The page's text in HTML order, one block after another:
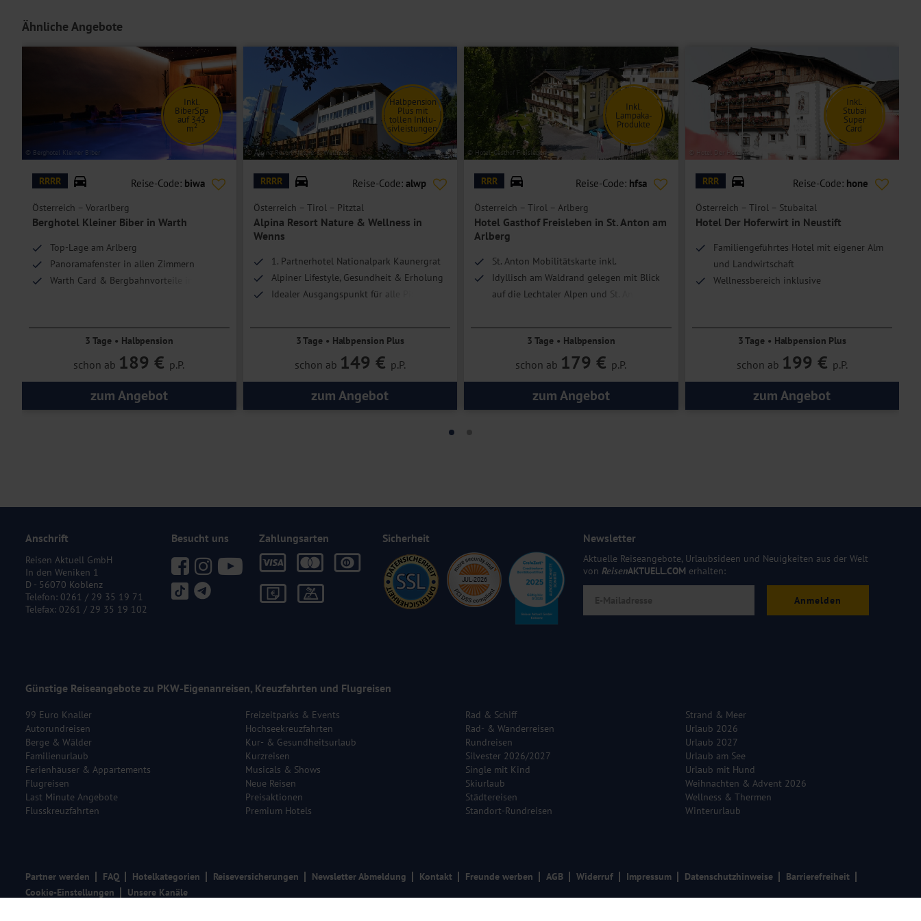
Hoteleinrichtungen und Zimmerausstattung teilweise gegen Gebühr.
Ähnliche Angebote
© Berghotel Kleiner Biber
Inkl.
BiberSpa
auf 343
m2
RRRR Reise-Code: biwa
Österreich – Vorarlberg
Berghotel Kleiner Biber in Warth
Top-Lage am Arlberg
Panoramafenster in allen Zimmern
Warth Card & Bergbahnvorteile inklusive
3 Tage • Halbpension
schon ab 189 € p.P.
zum Angebot
© Alpina Resort Nature & Wellness
Halbpension
Plus mit
tollen Inklu-
sivleistungen
RRRR Reise-Code: alwp
Österreich – Tirol – Pitztal
Alpina Resort Nature & Wellness in
Wenns
1. Partnerhotel Nationalpark Kaunergrat
Alpiner Lifestyle, Gesundheit & Erholung
Idealer Ausgangspunkt für alle Pitztal-
3 Tage • Halbpension Plus
schon ab 149 € p.P.
zum Angebot
© Hotel-Gasthof Freisleben
Inkl.
Lampaka-
Produkte
RRR Reise-Code: hfsa
Österreich – Tirol – Arlberg
Hotel Gasthof Freisleben in St. Anton am
Arlberg
St. Anton Mobilitätskarte inkl.
Idyllisch am Waldrand gelegen mit Blick
auf die Lechtaler Alpen und St. Anton
3 Tage • Halbpension
schon ab 179 € p.P.
zum Angebot
© Hotel Der Hoferwirt
Inkl.
Stubai
Super
Card
RRR Reise-Code: hone
Österreich – Tirol – Stubaital
Hotel Der Hoferwirt in Neustift
Familiengeführtes Hotel mit eigener Alm
und Landwirtschaft
Wellnessbereich inklusive
3 Tage • Halbpension Plus
schon ab 199 € p.P.
zum Angebot
Anschrift
Reisen Aktuell GmbH
In den Weniken 1
D - 56070 Koblenz
Telefon: 0261 / 29 35 19 71
Telefax: 0261 / 29 35 19 102
Besucht uns Zahlungsarten Sicherheit Newsletter
Aktuelle Reiseangebote, Urlaubsideen und Neuigkeiten aus der Welt
von ReisenAKTUELL.COM erhalten:
Anmelden
Günstige Reiseangebote zu PKW-Eigenanreisen, Kreuzfahrten und Flugreisen
99 Euro Knaller
Autorundreisen
Berge & Wälder
Familienurlaub
Ferienhäuser & Appartements
Flugreisen
Last Minute Angebote
Flusskreuzfahrten
Freizeitparks & Events
Hochseekreuzfahrten
Kur- & Gesundheitsurlaub
Kurzreisen
Musicals & Shows
Neue Reisen
Preisaktionen
Premium Hotels
Rad & Schiff
Rad- & Wanderreisen
Rundreisen
Silvester 2026/2027
Single mit Kind
Skiurlaub
Städtereisen
Standort-Rundreisen
Strand & Meer
Urlaub 2026
Urlaub 2027
Urlaub am See
Urlaub mit Hund
Weihnachten & Advent 2026
Wellness & Thermen
Winterurlaub
Partner werden FAQ Hotelkategorien Reiseversicherungen Newsletter Abmeldung Kontakt Freunde werben AGB Widerruf Impressum Datenschutzhinweise
Barrierefreiheit
Cookie-Einstellungen
Unsere Kanäle